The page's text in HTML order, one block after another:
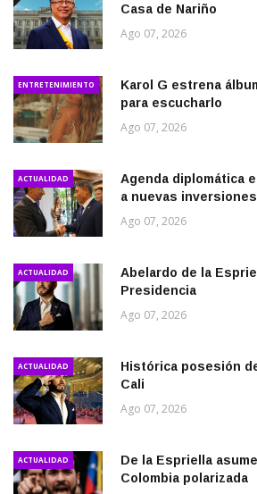
Casa de Nariño
Ago 07, 2026
ENTRETENIMIENTO
Karol G estrena
para escucharlo
Ago 07, 2026
ACTUALIDAD
Agenda diplomática
a nuevas inversiones
Ago 07, 2026
ACTUALIDAD
Abelardo de la
Presidencia
Ago 07, 2026
ACTUALIDAD
Histórica posesión
Cali
Ago 07, 2026
ACTUALIDAD
De la Espriella
Colombia polarizada